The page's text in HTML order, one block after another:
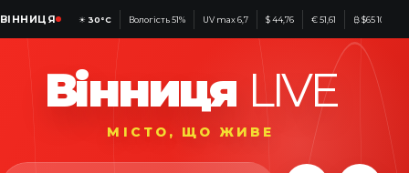
ВІННИЦЯ ☀ 30°C Вологість 51% UV max 6,7 $ 44,76 € 51,61 ₿ $65 100
Вінниця LIVE
МІСТО, ЩО ЖИВЕ